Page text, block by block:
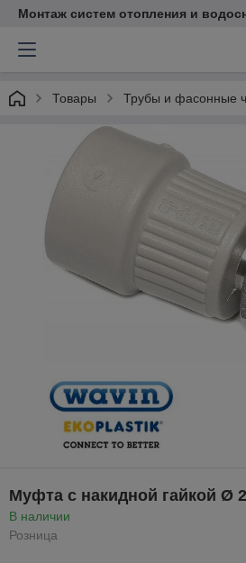
Монтаж систем отопления и
Товары Трубы и фасонные
Муфта с накидной гайкой Ø
В наличии
Розница